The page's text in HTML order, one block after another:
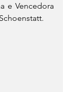
e Vencedora